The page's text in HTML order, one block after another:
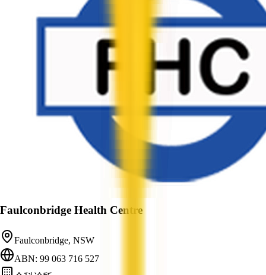
Faulconbridge Health Centre
Faulconbridge, NSW
ABN: 99 063 716 527